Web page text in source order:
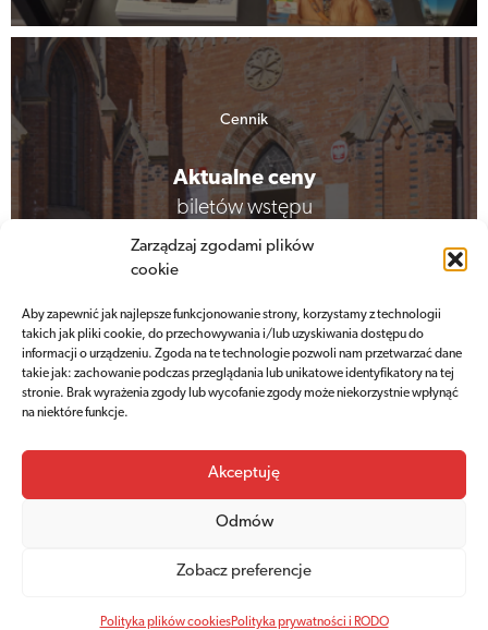
Zarządzaj zgodami plików
cookie
Aby zapewnić jak najlepsze funkcjonowanie strony, korzystamy z technologii
takich jak pliki cookie, do przechowywania i/lub uzyskiwania dostępu do
informacji o urządzeniu. Zgoda na te technologie pozwoli nam przetwarzać dane
takie jak: zachowanie podczas przeglądania lub unikatowe identyfikatory na tej
stronie. Brak wyrażenia zgody lub wycofanie zgody może niekorzystnie wpłynąć
na niektóre funkcje.
Akceptuję
Odmów
Zobacz preferencje
Polityka plików cookiesPolityka prywatności i RODO
Cennik
Aktualne ceny
biletów wstępu
Sprawdź cennik
Godziny otwarcia
Kopiec jest dziś otwarty w godzinach